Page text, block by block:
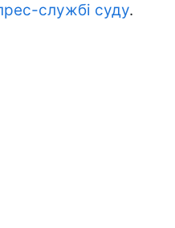
службі суду.